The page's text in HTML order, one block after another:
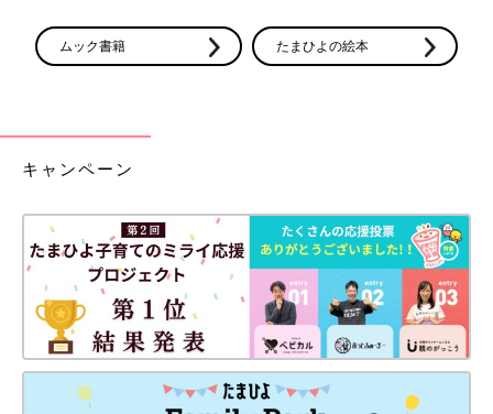
ムック書籍 たまひよの絵本
キャンペーン